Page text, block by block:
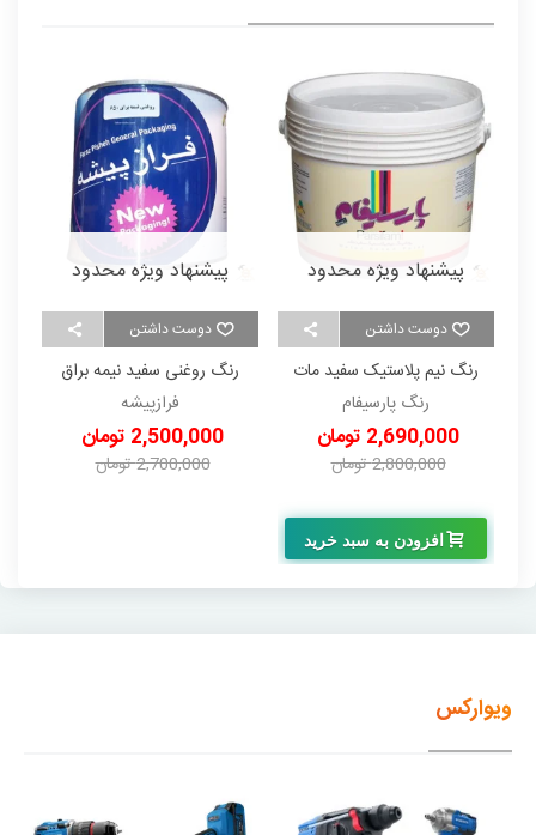
دوست داشتن
پیشنهاد ویژه محدود
رنگ نیم پلاستیک سفید مات
کیلویی
رنگ پارسیفام
2,690,000 تومان
2,800,000 تومان
افزودن به سبد خرید
دوست داشتن
پیشنهاد ویژه محدود
رنگ روغنی سفید نیمه براق
فرازپیشه
2,500,000 تومان
2,700,000 تومان
ویوارکس